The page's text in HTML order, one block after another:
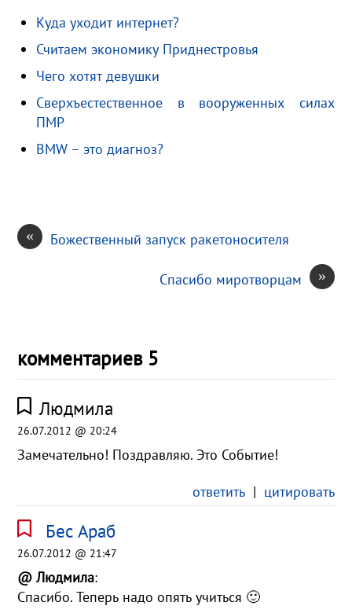
m
a
s
s
n
R
u
п
р
а
в
Куда уходит интернет?
Считаем экономику Приднестровья
Чего хотят девушки
Сверхъестественное в вооруженных силах
ПМР
BMW – это диагноз?
« Божественный запуск ракетоносителя
»
Спасибо миротворцам
комментариев 5
Людмила
26.07.2012 @ 20:24
Замечательно! Поздравляю. Это Событие!
ответить| цитировать
Бес Араб
26.07.2012 @ 21:47
@ Людмила:
Спасибо. Теперь надо опять учиться 🙂